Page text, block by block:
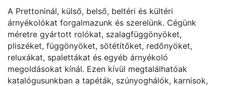
A Prettoninál, külső, belső, beltéri és kültéri
árnyékolókat forgalmazunk és szerelünk. Cégünk
méretre gyártott rolókat, szalagfüggönyöket,
pliszéket, függönyöket, sötétítőket, redőnyöket,
reluxákat, spalettákat és egyéb árnyékoló
megoldásokat kínál. Ezen kívül megtalálhatóak
katalógusunkban a tapéták, szúnyoghálók, karnisok,